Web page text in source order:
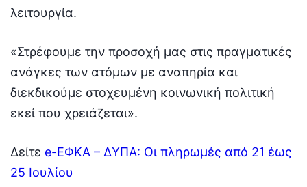
λειτουργία.
«Στρέφουμε την προσοχή μας στις πραγματικές
ανάγκες των ατόμων με αναπηρία και
διεκδικούμε στοχευμένη κοινωνική πολιτική
εκεί που χρειάζεται».
Δείτε e-ΕΦΚΑ – ΔΥΠΑ: Οι πληρωμές από 21 έως
25 Ιουλίου